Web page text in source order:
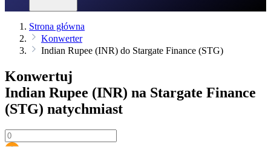
Strona główna
Konwerter
Indian Rupee (INR) do Stargate Finance (STG)
Konwertuj
Indian Rupee (INR) na Stargate Finance
(STG) natychmiast